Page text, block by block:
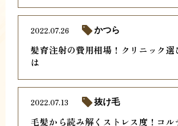
髪育注射の費用相場！クリニック選
は
2022.07.26 かつら
毛髪から読み解くストレス度！コル
2022.07.13 抜け毛